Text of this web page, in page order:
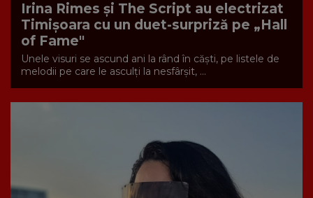
Irina Rimes și The Script au electrizat
Timișoara cu un duet-surpriză pe „Hall
of Fame"
Unele visuri se ascund ani la rând în căști, pe listele de
melodii pe care le asculți la nesfârșit, ...